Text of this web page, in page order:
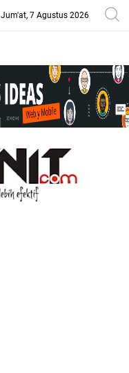
Jum'at, 7 Agustus 2026